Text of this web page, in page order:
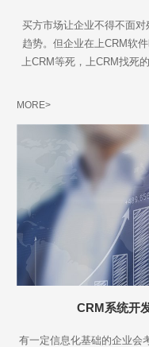
买方市场让企业不得不面
趋势。但企业在上CRM软
上CRM等死，上CRM找死
MORE>
CRM系统开
有一定信息化基础的企业会